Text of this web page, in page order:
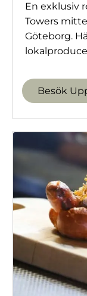
En exklusiv
Towers
Göteborg.
Besök